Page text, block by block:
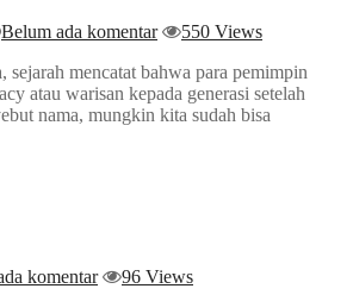
Belum ada komentar
550 Views
sejarah mencatat bahwa para pemimpin
atau warisan kepada generasi setelah
nama, mungkin kita sudah bisa
komentar
96 Views